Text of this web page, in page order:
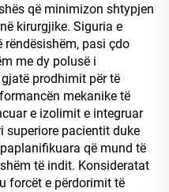
që minimizon shtypjen
kirurgjike. Siguria e
pasi çdo
me dy polusë i
prodhimit për të
mekanike të
e izolimit e integruar
superiore pacientit duke
që mund të
të indit. Konsideratat
forcët e përdorimit të